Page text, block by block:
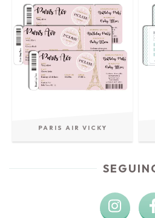
PARIS AIR VICKY